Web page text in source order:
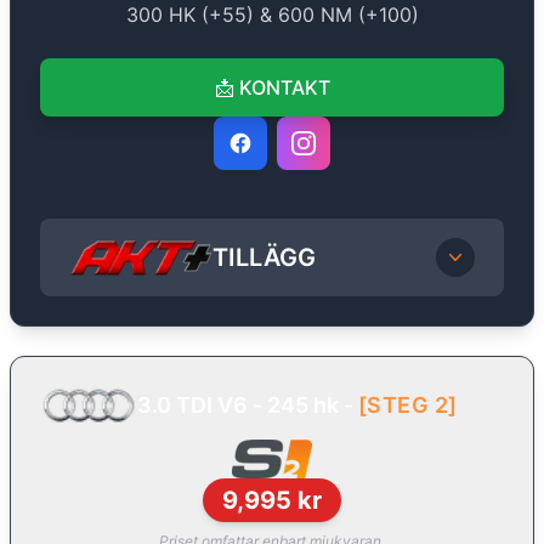
300 HK (+55) & 600 NM (+100)
📩 KONTAKT
TILLÄGG
[STEG 2]
9,995 kr